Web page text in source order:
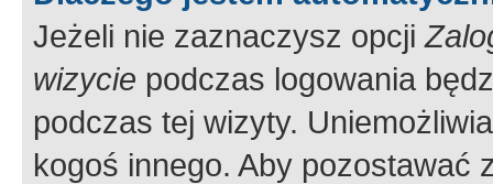
Jeżeli nie zaznaczysz opcji
wizycie podczas logowania
podczas tej wizyty.
kogoś innego. Aby pozostawać